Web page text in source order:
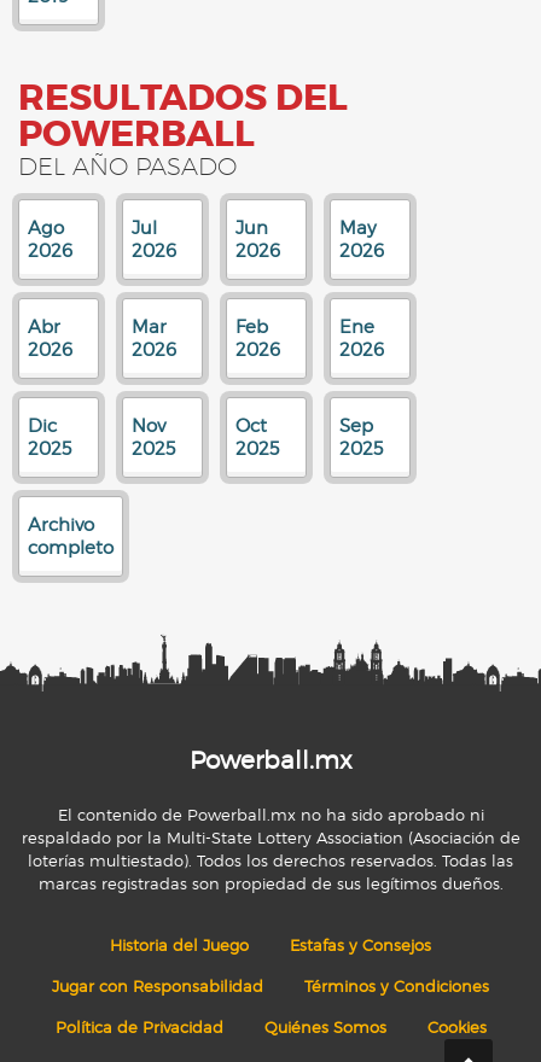
RESULTADOS DEL
POWERBALL
DEL AÑO PASADO
Ago
2026
Jul
2026
Jun
2026
May
2026
Abr
2026
Mar
2026
Feb
2026
Ene
2026
Dic
2025
Nov
2025
Oct
2025
Sep
2025
Archivo
completo
Powerball.mx
El contenido de Powerball.mx no ha sido aprobado ni
respaldado por la Multi-State Lottery Association (Asociación de
loterías multiestado). Todos los derechos reservados. Todas las
marcas registradas son propiedad de sus legítimos dueños.
Historia del Juego Estafas y Consejos
Jugar con Responsabilidad Términos y Condiciones
Política de Privacidad Quiénes Somos Cookies